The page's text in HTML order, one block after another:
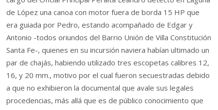
de López una canoa con motor fuera de borda 15 HP que
era guiada por Pedro, estando acompañado de Edgar y
Antonio -todos oriundos del Barrio Unión de Villa Constitución
Santa Fe-, quienes en su incursión naviera habían ultimado un
par de chajás, habiendo utilizado tres escopetas calibres 12,
16, y 20 mm., motivo por el cual fueron secuestradas debido
a que no exhibieron la documental que avale sus legales
procedencias, más allá que es de público conocimiento que